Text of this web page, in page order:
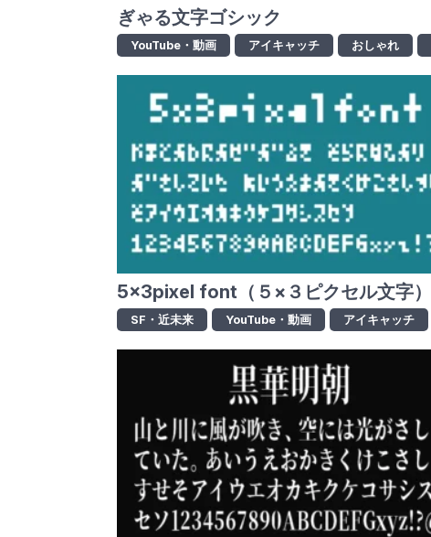
ぎゃる文字ゴシック
YouTube・動画 アイキャッチ おしゃれ
5x3pixel font（５×３ピクセル文字）
SF・近未来 YouTube・動画 アイキャッチ